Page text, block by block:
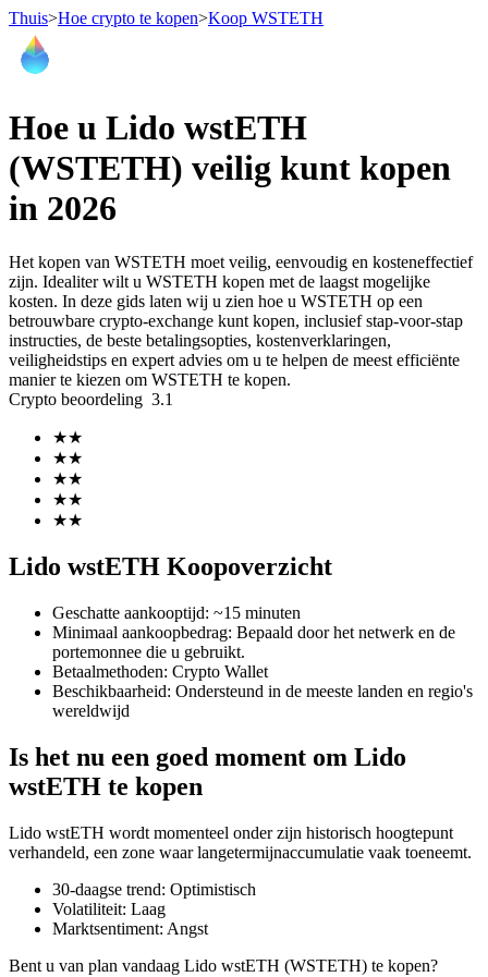
USDT-futures
Futures met USDT als onderpand
Cryptocurrency-futures
TradFi
USDC-futures
Thuis>Hoe crypto te kopen>Koop WSTETH
Hoe u Lido wstETH
(WSTETH) veilig kunt kopen
in 2026
Het kopen van WSTETH moet veilig, eenvoudig en kosteneffectief
zijn. Idealiter wilt u WSTETH kopen met de laagst mogelijke
kosten. In deze gids laten wij u zien hoe u WSTETH op een
betrouwbare crypto-exchange kunt kopen, inclusief stap-voor-stap
instructies, de beste betalingsopties, kostenverklaringen,
veiligheidstips en expert advies om u te helpen de meest efficiënte
manier te kiezen om WSTETH te kopen.
Crypto beoordeling 3.1
★★
★★
★★
★★
★★
Lido wstETH Koopoverzicht
Geschatte aankooptijd: ~15 minuten
Minimaal aankoopbedrag: Bepaald door het netwerk en de
portemonnee die u gebruikt.
Betaalmethoden: Crypto Wallet
Beschikbaarheid: Ondersteund in de meeste landen en regio's
wereldwijd
Is het nu een goed moment om Lido
wstETH te kopen
Lido wstETH wordt momenteel onder zijn historisch hoogtepunt
verhandeld, een zone waar langetermijnaccumulatie vaak toeneemt.
30-daagse trend: Optimistisch
Volatiliteit: Laag
Marktsentiment: Angst
Bent u van plan vandaag Lido wstETH (WSTETH) te kopen?